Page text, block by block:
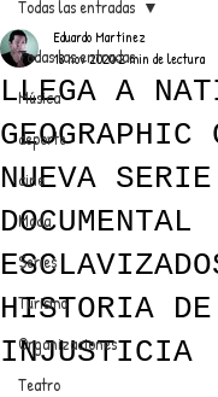
ANUNCIATE CON
EL TRENDY
CON EDDY
Todas las entradas
Música
deporte
cine
Moda
Series
Turismo
Organizaciones
Teatro
Todas las entradas
LLEGA A
GEOGRAPHIC
NUEVA SERIE
DOCUMENTAL
HISTORIA DE
INJUSTICIA
Eduardo Martínez
18 nov 20202 min de lectura